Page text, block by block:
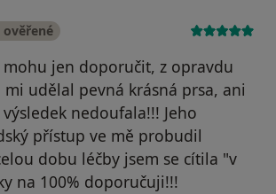
ověřené
jen doporučit, z opravdu
udělal pevná krásná prsa, ani
nedoufala!!! Jeho
přístup ve mě probudil
dobu léčby jsem se cítila "v
na 100% doporučuji!!!